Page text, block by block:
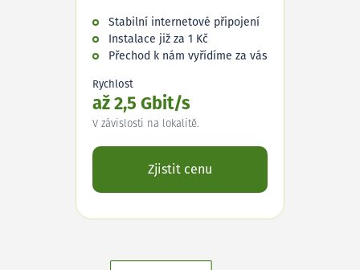
Stabilní internetové připojení
Instalace již za 1 Kč
Přechod k nám vyřídíme za vás
Rychlost
až 2,5 Gbit/s
V závislosti na lokalitě.
Zjistit cenu